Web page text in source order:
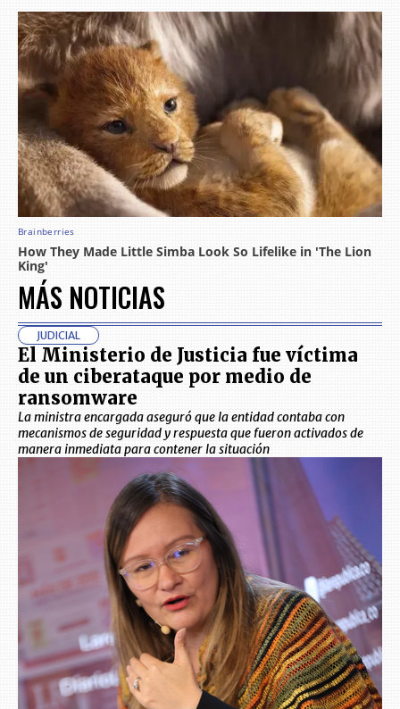
MÁS NOTICIAS
JUDICIAL
El Ministerio de Justicia fue víctima
de un ciberataque por medio de
ransomware
La ministra encargada aseguró que la entidad contaba con
mecanismos de seguridad y respuesta que fueron activados de
manera inmediata para contener la situación